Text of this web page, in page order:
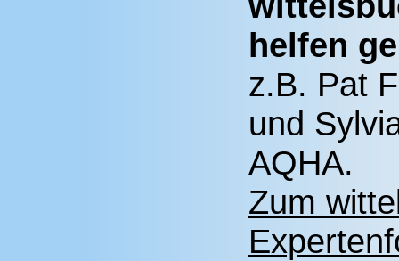
helfen
z.B. Pat
und
AQHA.
Zum